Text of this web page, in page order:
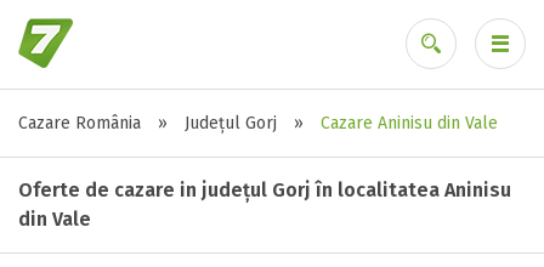
Cazare România » Județul Gorj » Cazare Aninisu din Vale
Oferte de cazare in județul Gorj în localitatea Aninisu
din Vale
Alte tipuri de unități
Toate tipurile de unitati de cazari
Casa ( 1 )